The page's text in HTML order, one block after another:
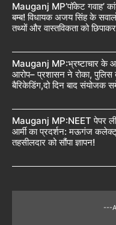
Mauganj MP’पॉकेट गवाह’
बम्ब! विधायक अजय सिंह के
तथ्यों और वास्तविकता को
Mauganj MP:भ्रष्टाचार के
आरोप– प्रशासन ने रोका, पुलिस
बैरिकेडिंग,दो दिन बाद संयोजक
Mauganj MP:NEET पेपर
आर्मी का प्रदर्शन: मऊगंज
तहसीलदार को सौंपा ज्ञापन!
---